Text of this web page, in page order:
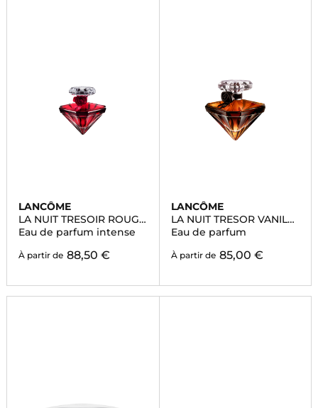
LANCÔME
LA NUIT TRESOIR ROUGE
DRAMA
Eau de parfum intense
À partir de 88,50 €
LANCÔME
LA NUIT TRESOR VANILLE
NOIRE
Eau de parfum
À partir de 85,00 €